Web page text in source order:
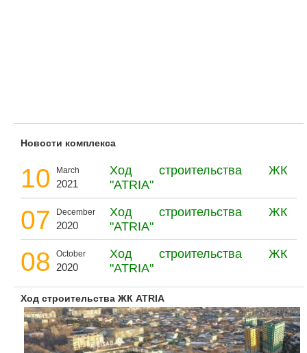
Новости комплекса
10 March
2021
Ход строительства ЖК
"ATRIA"
07 December
2020
Ход строительства ЖК
"ATRIA"
08 October
2020
Ход строительства ЖК
"ATRIA"
Ход строительства ЖК ATRIA